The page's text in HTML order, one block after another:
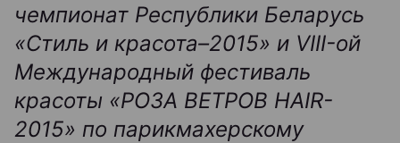
чемпионат Республики Беларусь
«Стиль и красота–2015» и VIII-ой
Международный фестиваль
красоты «РОЗА ВЕТРОВ HAIR-
2015» по парикмахерскому